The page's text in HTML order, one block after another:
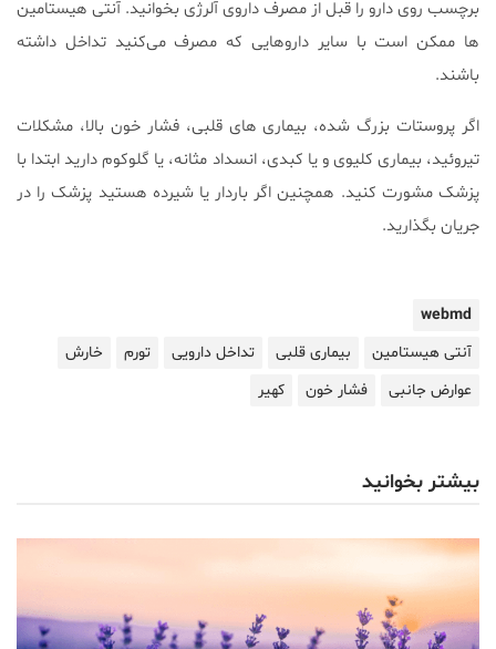
برچسب روی دارو را قبل از مصرف داروی آلرژی بخوانید. آنتی هیستامین
ها ممکن است با سایر داروهایی که مصرف می‌کنید تداخل داشته
باشند.
اگر پروستات بزرگ شده، بیماری های قلبی، فشار خون بالا، مشکلات
تیروئید، بیماری کلیوی و یا کبدی، انسداد مثانه، یا گلوکوم دارید ابتدا با
پزشک مشورت کنید. همچنین اگر باردار یا شیرده هستید پزشک را در
جریان بگذارید.
webmd
آنتی هیستامین
بیماری قلبی تداخل دارویی تورم
خارش
عوارض جانبی
فشار خون کهیر
بیشتر بخوانید